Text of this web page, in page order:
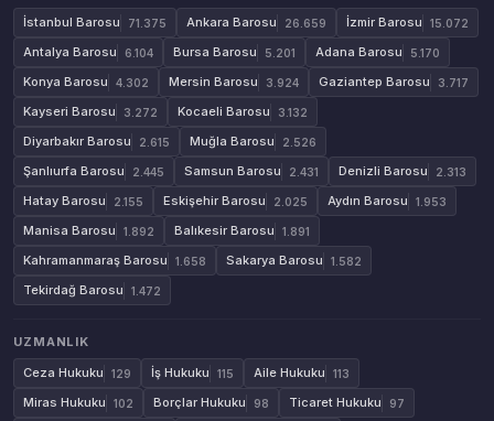
İstanbul Barosu
71.375 Ankara Barosu 26.659 İzmir Barosu 15.072
Antalya Barosu 6.104 Bursa Barosu 5.201 Adana Barosu 5.170
Konya Barosu 4.302 Mersin Barosu 3.924 Gaziantep Barosu 3.717
Kayseri Barosu 3.272 Kocaeli Barosu 3.132
Diyarbakır Barosu 2.615 Muğla Barosu 2.526
Şanlıurfa Barosu 2.445 Samsun Barosu 2.431 Denizli Barosu 2.313
Hatay Barosu 2.155 Eskişehir Barosu 2.025 Aydın Barosu 1.953
Manisa Barosu 1.892 Balıkesir Barosu 1.891
Kahramanmaraş Barosu 1.658 Sakarya Barosu 1.582
Tekirdağ Barosu 1.472
UZMANLIK
Ceza Hukuku
129 İş Hukuku 115 Aile Hukuku 113
Miras Hukuku 102 Borçlar Hukuku 98 Ticaret Hukuku 97